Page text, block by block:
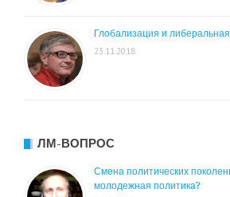
Глобализация и
23.11.2018
ЛМ-ВОПРОС
Смена политических
молодежная политика?